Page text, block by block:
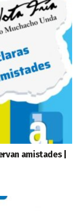
amistades |